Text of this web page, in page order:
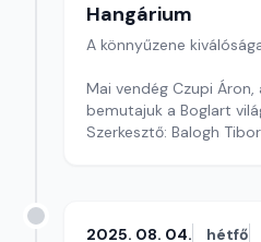
Hangárium
A könnyűzene
Mai vendég Czupi
bemutajuk a Boglart
Szerkesztő: Balogh Tibor
2025. 08. 04. hétfő